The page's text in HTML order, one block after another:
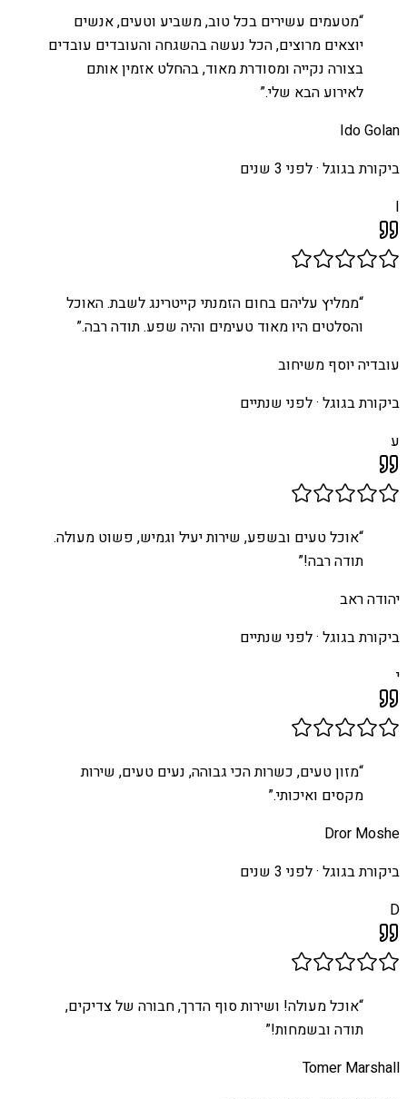
“מטעמים עשירים בכל טוב, משביע וטעים, אנשים
יוצאים מרוצים, הכל נעשה בהשגחה והעובדים עובדים
בצורה נקייה ומסודרת מאוד, בהחלט אזמין אותם
לאירוע הבא שלי.”
Ido Golan
ביקורת בגוגל ·לפני 3 שנים
I
“ממליץ עליהם בחום הזמנתי קייטרינג לשבת. האוכל
והסלטים היו מאוד טעימים והיה שפע. תודה רבה.”
עובדיה יוסף משיחוב
ביקורת בגוגל ·לפני שנתיים
ע
“אוכל טעים ובשפע, שירות יעיל וגמיש, פשוט מעולה.
תודה רבה!”
יהודה ראב
ביקורת בגוגל ·לפני שנתיים
י
“מזון טעים, כשרות הכי גבוהה, נעים טעים, שירות
מקסים ואיכותי.”
Dror Moshe
ביקורת בגוגל ·לפני 3 שנים
D
“אוכל מעולה! ושירות סוף הדרך, חבורה של צדיקים,
תודה ובשמחות!”
Tomer Marshall